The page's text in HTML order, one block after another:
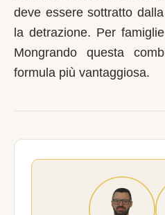
deve essere sottratto
la detrazione. Per
Mongrando questa
formula più vantaggiosa.